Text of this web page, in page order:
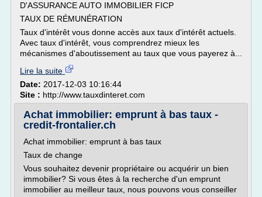
D'ASSURANCE AUTO IMMOBILIER FICP
TAUX DE RÉMUNÉRATION
Taux d'intérêt vous donne accès aux taux d'intérêt actuels.
Avec taux d'intérêt, vous comprendrez mieux les
mécanismes d'aboutissement au taux que vous payerez à...
Lire la suite
Date: 2017-12-03 10:16:44
Site : http://www.tauxdinteret.com
Achat immobilier: emprunt à bas taux -
credit-frontalier.ch
Achat immobilier: emprunt à bas taux
Taux de change
Vous souhaitez devenir propriétaire ou acquérir un bien
immobilier? Si vous êtes à la recherche d'un emprunt
immobilier au meilleur taux, nous pouvons vous conseiller